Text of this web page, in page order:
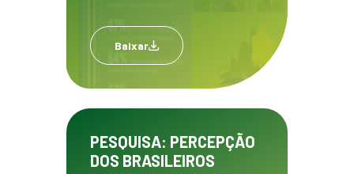
Baixar
PESQUISA: PERCEPÇÃO
DOS BRASILEIROS